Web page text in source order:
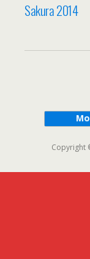
Sakura 2014
Copyright